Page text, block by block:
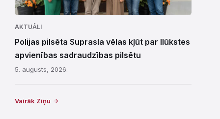
AKTUĀLI
Polijas pilsēta Suprasla vēlas kļūt par Ilūkstes
apvienības sadraudzības pilsētu
5. augusts, 2026.
Vairāk Ziņu